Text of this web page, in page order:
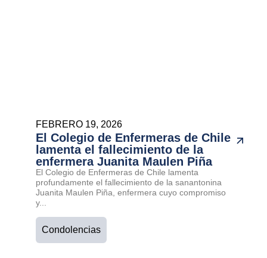
FEBRERO 19, 2026
El Colegio de Enfermeras de Chile
lamenta el fallecimiento de la
enfermera Juanita Maulen Piña
El Colegio de Enfermeras de Chile lamenta
profundamente el fallecimiento de la sanantonina
Juanita Maulen Piña, enfermera cuyo compromiso
y...
Condolencias